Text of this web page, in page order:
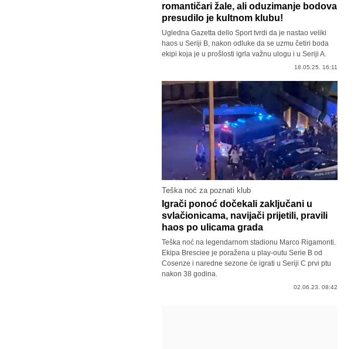
romantičari žale, ali oduzimanje bodova
presudilo je kultnom klubu!
Ugledna Gazetta dello Sport tvrdi da je nastao veliki
haos u Seriji B, nakon odluke da se uzmu četiri boda
ekipi koja je u prošlosti igrla važnu ulogu i u Seriji A.
18.05.25. 16:11
Teška noć za poznati klub
Igrači ponoć dočekali zaključani u
svlačionicama, navijači prijetili, pravili
haos po ulicama grada
Teška noć na legendarnom stadionu Marco Rigamonti.
Ekipa Bresciee je poražena u play-outu Serie B od
Cosenze i naredne sezone će igrati u Seriji C prvi ptu
nakon 38 godina.
02.06.23. 08:42